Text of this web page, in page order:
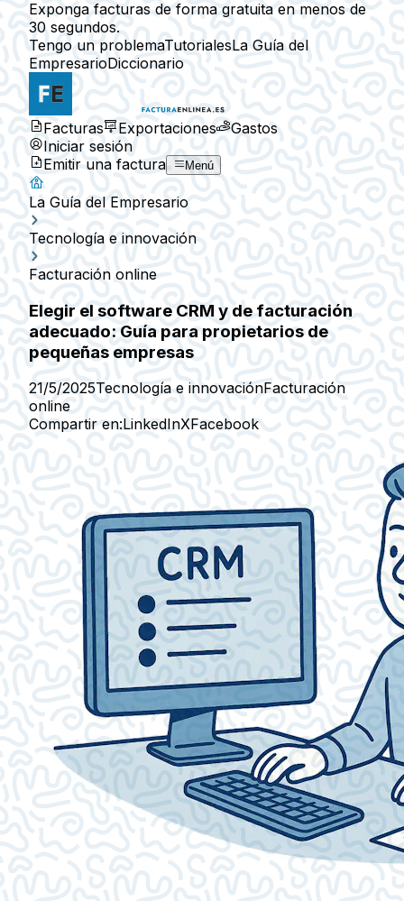
Exponga facturas de forma gratuita en menos de
30 segundos.
Tengo un problemaTutorialesLa Guía del
EmpresarioDiccionario
Facturas Exportaciones
Gastos
Iniciar sesión
Emitir una factura
Menú
La Guía del Empresario
Tecnología e innovación
Facturación online
Elegir el software CRM y de facturación
adecuado: Guía para propietarios de
pequeñas empresas
21/5/2025Tecnología e innovaciónFacturación
online
Compartir en:LinkedInXFacebook